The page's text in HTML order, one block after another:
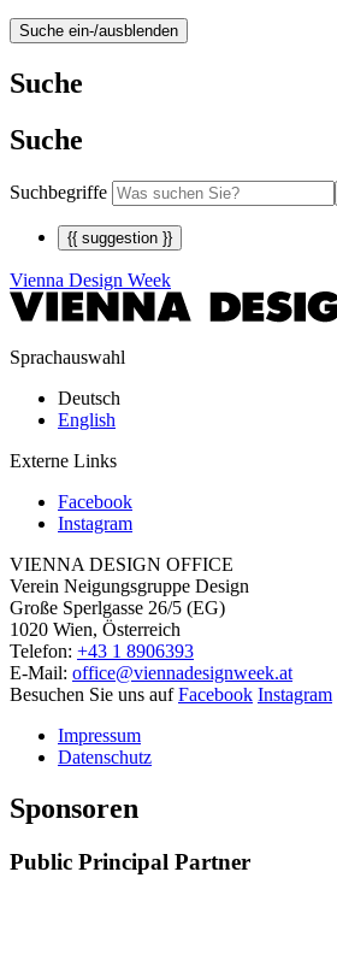
Suche ein-/ausblenden
Suche
Suche
Suchbegriffe
{{ suggestion }}
Vienna Design Week
Sprachauswahl
Deutsch
English
Externe Links
Facebook
Instagram
VIENNA DESIGN OFFICE
Verein Neigungsgruppe Design
Große Sperlgasse 26/5 (EG)
1020 Wien, Österreich
Telefon: +43 1 8906393
E-Mail: office@viennadesignweek.at
Besuchen Sie uns aufFacebook Instagram
Impressum
Datenschutz
Sponsoren
Public Principal Partner